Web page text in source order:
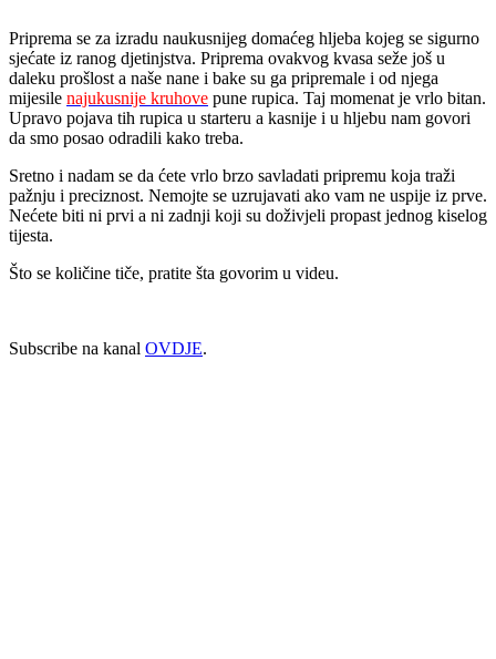
Priprema se za izradu naukusnijeg domaćeg hljeba kojeg se sigurno
sjećate iz ranog djetinjstva. Priprema ovakvog kvasa seže još u
daleku prošlost a naše nane i bake su ga pripremale i od njega
mijesile najukusnije kruhove pune rupica. Taj momenat je vrlo bitan.
Upravo pojava tih rupica u starteru a kasnije i u hljebu nam govori
da smo posao odradili kako treba.
Sretno i nadam se da ćete vrlo brzo savladati pripremu koja traži
pažnju i preciznost. Nemojte se uzrujavati ako vam ne uspije iz prve.
Nećete biti ni prvi a ni zadnji koji su doživjeli propast jednog kiselog
tijesta.
Što se količine tiče, pratite šta govorim u videu.
Subscribe na kanal OVDJE.